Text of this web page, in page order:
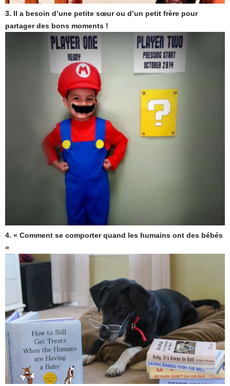
3. Il a besoin d’une petite sœur ou d’un petit frère pour
partager des bons moments !
4. « Comment se comporter quand les humains ont des bébés
»